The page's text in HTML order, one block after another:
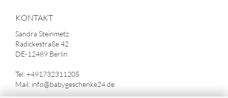
KONTAKT
Sandra Steinmetz
Radickestraße 42
DE-12489 Berlin
Tel: +491732311205
Mail: info@babygeschenke24.de